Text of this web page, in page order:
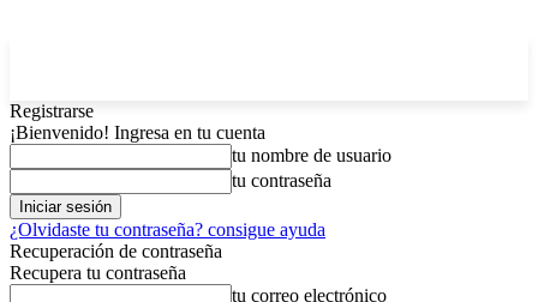
Registrarse
¡Bienvenido! Ingresa en tu cuenta
tu nombre de usuario
tu contraseña
¿Olvidaste tu contraseña? consigue ayuda
Recuperación de contraseña
Recupera tu contraseña
tu correo electrónico